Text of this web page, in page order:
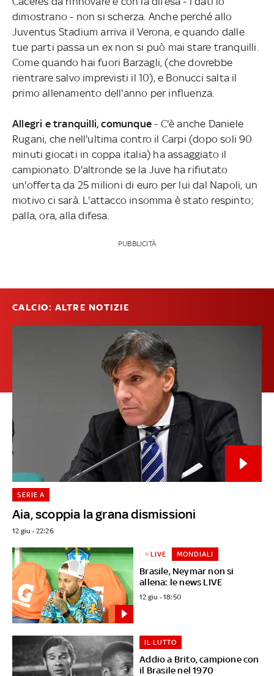
dimostrano - non si scherza. Anche perché allo
Juventus Stadium arriva il Verona, e quando dalle
tue parti passa un ex non si può mai stare tranquilli.
Come quando hai fuori Barzagli, (che dovrebbe
rientrare salvo imprevisti il 10), e Bonucci salta il
primo allenamento dell'anno per influenza.
Allegri e tranquilli, comunque- C'è anche Daniele
Rugani, che nell'ultima contro il Carpi (dopo soli 90
minuti giocati in coppa italia) ha assaggiato il
campionato. D'altronde se la Juve ha rifiutato
un'offerta da 25 milioni di euro per lui dal Napoli, un
motivo ci sarà. L'attacco insomma è stato respinto;
palla, ora, alla difesa.
PUBBLICITÀ
CALCIO: ALTRE NOTIZIE
Aia, scoppia la grana dismissioni
SERIE A
12 giu - 22:26
Brasile, Neymar non si
allena: le news LIVE
LIVE MONDIALI
12 giu - 18:50
Addio a Brito, campione con
il Brasile nel 1970
IL LUTTO